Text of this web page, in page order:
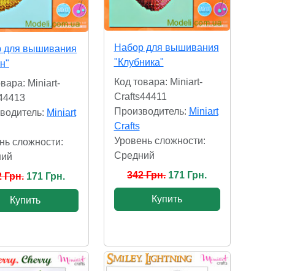
для вышивания
Miniart-
Miniart
сложности:
Грн. 171 Грн.
Купить
Набор для вышивания
"Клубника"
Код товара: Miniart-
Crafts44411
Производитель: Miniart
Crafts
Уровень сложности:
Cредний
342 Грн. 171 Грн.
Купить